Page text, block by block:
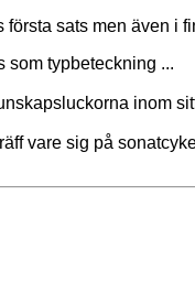
sats men även i
som typbeteckning ...
inom
vare sig på